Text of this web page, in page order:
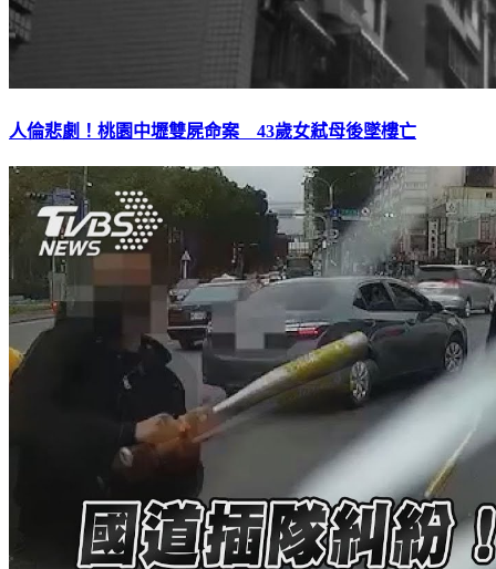
人倫悲劇！桃園中壢雙屍命案 43歲女弒母後墜樓亡